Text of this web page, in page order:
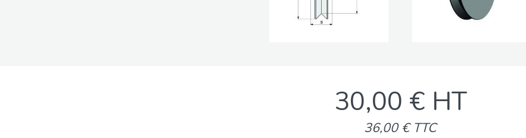
30,00 € HT
36,00 € TTC